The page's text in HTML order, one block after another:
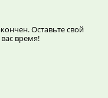
Оставьте свой
время!